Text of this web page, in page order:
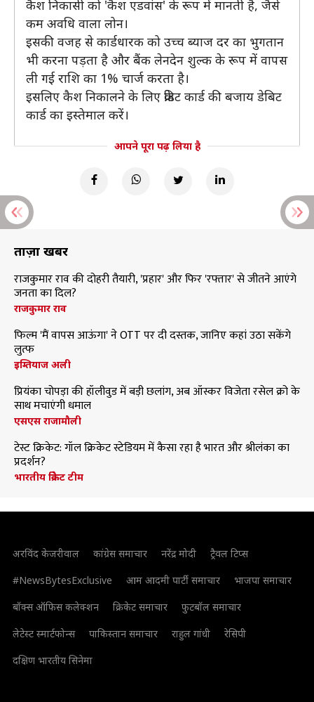
कैश निकासी को 'कैश एडवांस' के रूप में मानती है, जैसे
कम अवधि वाला लोन।
इसकी वजह से कार्डधारक को उच्च ब्याज दर का भुगतान
भी करना पड़ता है और बैंक लेनदेन शुल्क के रूप में वापस
ली गई राशि का 1% चार्ज करता है।
इसलिए कैश निकालने के लिए क्रेडिट कार्ड की बजाय डेबिट
कार्ड का इस्तेमाल करें।
आपने पूरा पढ़ लिया है
ताज़ा खबरें
राजकुमार राव की दोहरी तैयारी, 'प्रहार' और फिर 'रफ्तार' से जीतने आएंगे
जनता का दिल?
राजकुमार राव
फिल्म 'मैं वापस आऊंगा' ने OTT पर दी दस्तक, जानिए कहां उठा सकेंगे
लुत्फ
इम्तियाज अली
प्रियंका चोपड़ा की हॉलीवुड में बड़ी छलांग, अब ऑस्कर विजेता रसेल क्रो के
साथ मचाएंगी धमाल
एसएस राजामौली
टेस्ट क्रिकेट: गॉल क्रिकेट स्टेडियम में कैसा रहा है भारत और श्रीलंका का
प्रदर्शन?
भारतीय क्रिकेट टीम
अरविंद केजरीवाल कांग्रेस समाचार नरेंद्र मोदी
ट्रैवल टिप्स
#NewsBytesExclusive
आम आदमी पार्टी समाचार
भाजपा समाचार
बॉक्स ऑफिस कलेक्शन
क्रिकेट समाचार
फुटबॉल समाचार
लेटेस्ट स्मार्टफोन्स
पाकिस्तान समाचार राहुल गांधी
रेसिपी
दक्षिण भारतीय सिनेमा